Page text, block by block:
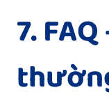
7.